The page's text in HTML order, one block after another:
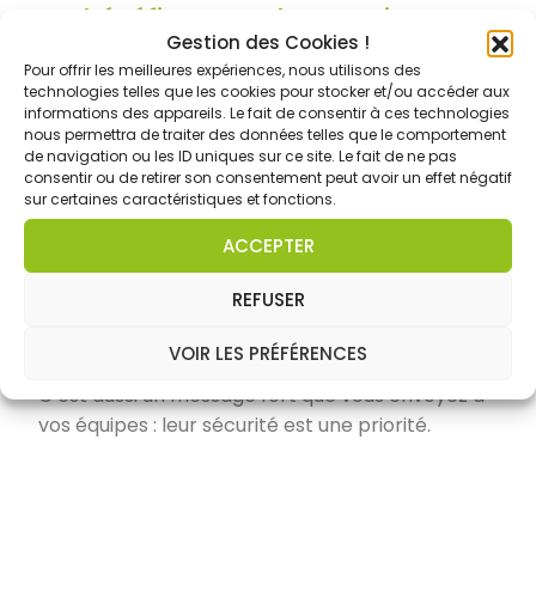
Gestion des Cookies !
Pour offrir les meilleures expériences, nous utilisons des
technologies telles que les cookies pour stocker et/ou accéder aux
informations des appareils. Le fait de consentir à ces technologies
nous permettra de traiter des données telles que le comportement
de navigation ou les ID uniques sur ce site. Le fait de ne pas
consentir ou de retirer son consentement peut avoir un effet négatif
sur certaines caractéristiques et fonctions.
ACCEPTER
REFUSER
VOIR LES PRÉFÉRENCES
Les bénéfices pour l’entreprise
Former ses collaborateurs à la lutte contre
l’incendie, c’est :
Réduire les risques d’accidents graves
Protéger les personnes et les biens
Respecter la réglementation en matière de
sécurité
Renforcer la culture de prévention au sein
de l’équipe
Valoriser les collaborateurs en leur
autonomie
C’est aussi un message fort que vous envoyez à
vos équipes : leur sécurité est une priorité.